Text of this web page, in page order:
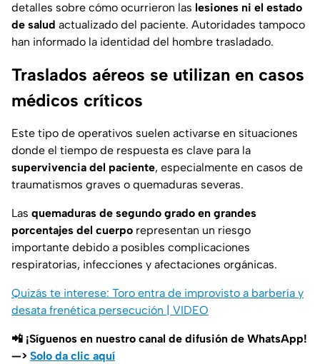
detalles sobre cómo ocurrieron las lesiones ni el estado
de salud actualizado del paciente. Autoridades tampoco
han informado la identidad del hombre trasladado.
Traslados aéreos se utilizan en casos
médicos críticos
Este tipo de operativos suelen activarse en situaciones
donde el tiempo de respuesta es clave para la
supervivencia del paciente, especialmente en casos de
traumatismos graves o quemaduras severas.
Las quemaduras de segundo grado en grandes
porcentajes del cuerpo representan un riesgo
importante debido a posibles complicaciones
respiratorias, infecciones y afectaciones orgánicas.
Quizás te interese: Toro entra de improvisto a barbería y
desata frenética persecución | VIDEO
📲 ¡Síguenos en nuestro canal de difusión de WhatsApp!
—> Solo da clic aquí